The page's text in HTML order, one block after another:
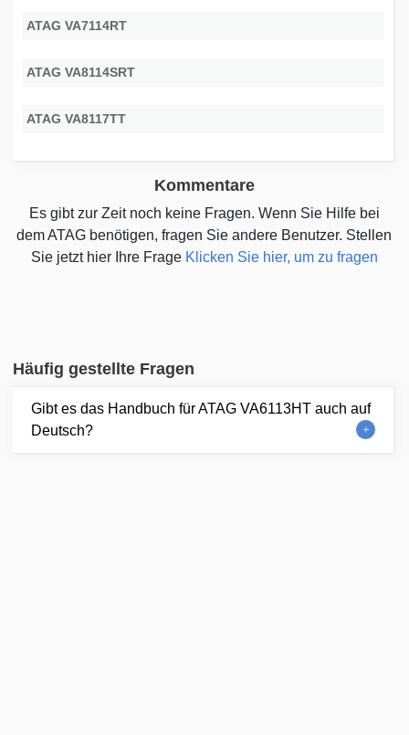
ATAG VA7114RT
ATAG VA8114SRT
ATAG VA8117TT
Kommentare
Es gibt zur Zeit noch keine Fragen. Wenn Sie Hilfe bei
dem ATAG benötigen, fragen Sie andere Benutzer. Stellen
Sie jetzt hier Ihre Frage Klicken Sie hier, um zu fragen
Häufig gestellte Fragen
Gibt es das Handbuch für ATAG VA6113HT auch auf
Deutsch?